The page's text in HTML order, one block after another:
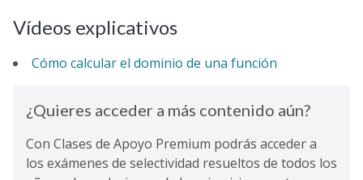
Vídeos explicativos
Cómo calcular el dominio de una función
¿Quieres acceder a más contenido aún?
Con Clases de Apoyo Premium podrás acceder a
los exámenes de selectividad resueltos de todos los